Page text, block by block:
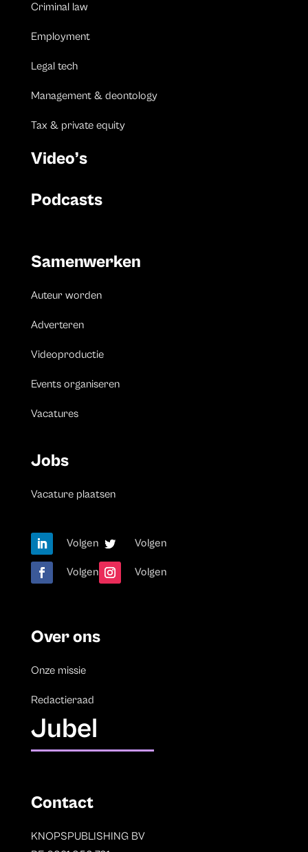
Criminal law
Employment
Legal tech
Management & deontology
Tax & private equity
Video’s
Podcasts
Samenwerken
Auteur worden
Adverteren
Videoproductie
Events organiseren
Vacatures
Jobs
Vacature plaatsen
Volgen Volgen
Volgen Volgen
Over ons
Onze missie
Redactieraad
Jubel
Contact
KNOPSPUBLISHING BV